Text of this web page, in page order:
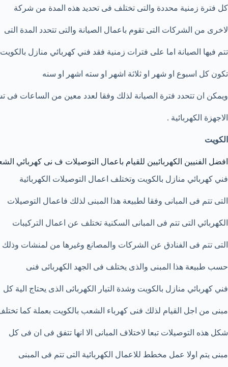
كل فترة زمنية محددة والتى تختلف فى تحديد هذه المدة من شركة
لاخرى من الشركات التى تقوم باعمال الصيانة والتى تتحدد المدة التى
تتم فيها الصيانة اما على فترات زمنية فقد فني كهربائي منازل بالكويت
تكون كل اسبوع او شهر او ثلاثة اشهر او سته اشهر او سنه
ويمكن ان تتحدد فترة الصيانة لذلك وفقا لعدد معين من الساعات فى
الاجهزة الكهربائية .
الكويت
افضل الفنيين الكهربائيين للقيام باعمال التوصيلات ف نى كهربائي
فني كهربائي منازل بالكويت وتختلف اعمال التوصيلات الكهربائية
التى تتم فى المبانى وفقا لطبيعة هذا المبنى لذلك فاعمال التوصيلات
الكهربائي التى تتم فى المبانى السكنية تختلف عن اعمال التركيبات
التى تتم فى الفنادق عن الشركات والمصانع وغيرها من لمنشات وذلك
حسب طبيعة هذا المبنى والذى يختلف فى الجهد الكهربائى فنى
فني كهربائي منازل بالكويت وشدة التيار الكهربائى الذى يحتاج الية كل
مبنى من اجل القيام لذلك فنى كهرباء الشعب بالكويت بعملة كما
شكل هذه التوصيلات تبعا لاختلاف المبانى الا انها تتفق فى ان فى كل
مبنى يتم اولا عمل مخطط للاعمال الكهربائية التى تتم فى المبنى